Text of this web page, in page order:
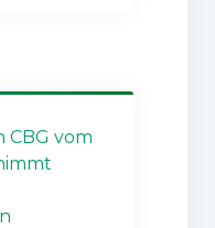
CBG vom